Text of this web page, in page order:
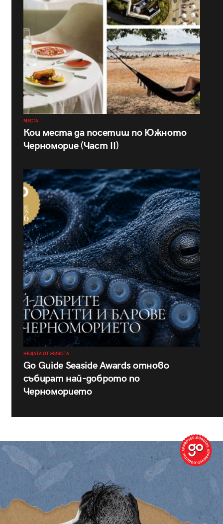
МЕСТА
Кои места да посетиш по Южното
Черноморие (Част II)
НЕЩАТА ОТ ЖИВОТА
Go Guide Seaside Awards отново
събират най-доброто по
Черноморието